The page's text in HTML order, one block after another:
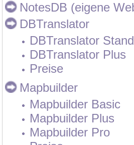
NotesDB (eigene
DBTranslator
DBTranslator
DBTranslator Plus
Preise
Mapbuilder
Mapbuilder Basic
Mapbuilder Plus
Mapbuilder Pro